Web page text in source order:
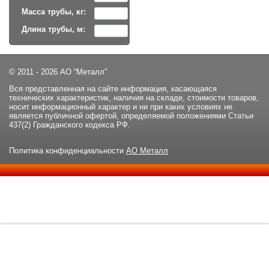
Масса трубы, кг:
Длина трубы, м:
© 2011 - 2026 АО “Металл”
Вся представленная на сайте информация, касающаяся
технических характеристик, наличия на складе, стоимости товаров,
носит информационный характер и ни при каких условиях не
является публичной офертой, определяемой положениями Статьи
437(2) Гражданского кодекса РФ.
Политика конфиденциальности АО Металл